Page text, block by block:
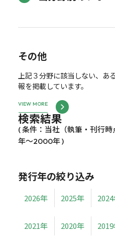
その他
上記３分野に該当しない、あ
報を掲載しています。
VIEW MORE
検索結果
( 条件：当社（執筆・刊行
年～2000年 )
発行年の絞り込み
2026年 2025年
2021年 2020年